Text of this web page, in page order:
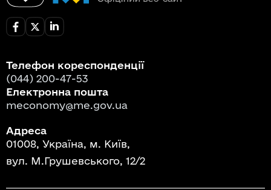
Телефон кореспонденції
(044) 200-47-53
Електронна пошта
meconomy@me.gov.ua
Адреса
01008, Україна, м. Київ,
вул. М.Грушевського, 12/2